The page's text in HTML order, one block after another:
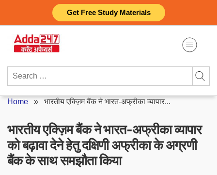
Get Free Study Materials
content
Search
Home » भारतीय एक्ज़िम बैंक ने भारत-अफ्रीका व्यापार...
भारतीय एक्ज़िम बैंक ने भारत-अफ्रीका व्यापार
को बढ़ावा देने हेतु दक्षिणी अफ्रीका के अग्रणी
बैंक के साथ समझौता किया